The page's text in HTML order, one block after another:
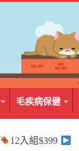
毛疾病保健
12入組$399